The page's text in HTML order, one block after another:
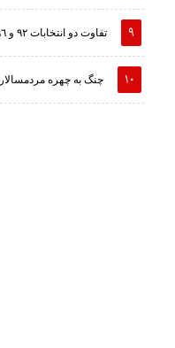
تفاوت دو انتخابات ٩٢ و ٩٦ و برگ برنده
چنگ به چهره